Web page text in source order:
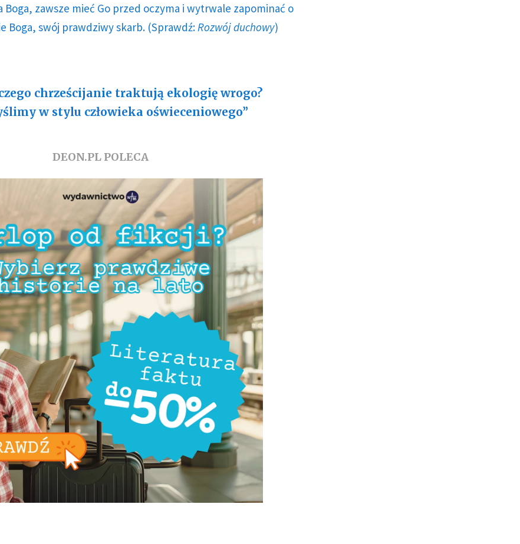
zawsze mieć Go przed oczyma i wytrwale zapominać o
Boga, swój prawdziwy skarb. (Sprawdź: Rozwój duchowy)
chrześcijanie traktują ekologię wrogo?
w stylu człowieka oświeceniowego”
DEON.PL POLECA